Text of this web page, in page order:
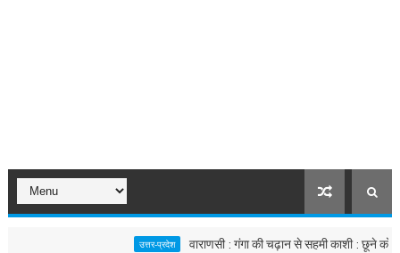
उत्तर-प्रदेश वाराणसी : गंगा की चढ़ान से सहमी काशी : छूने को बेताब